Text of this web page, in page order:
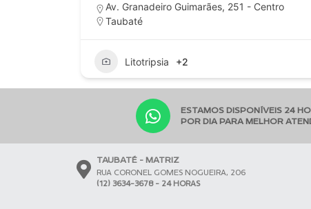
Av. Granadeiro Guimarães, 251 - Centro
Taubaté
Litotripsia +2
ESTAMOS DISPONÍVEIS 24
POR DIA PARA MELHOR
TAUBATÉ - MATRIZ
RUA CORONEL GOMES NOGUEIRA, 206
(12) 3634-3678 - 24 HORAS